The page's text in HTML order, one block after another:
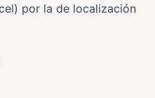
por la de localización